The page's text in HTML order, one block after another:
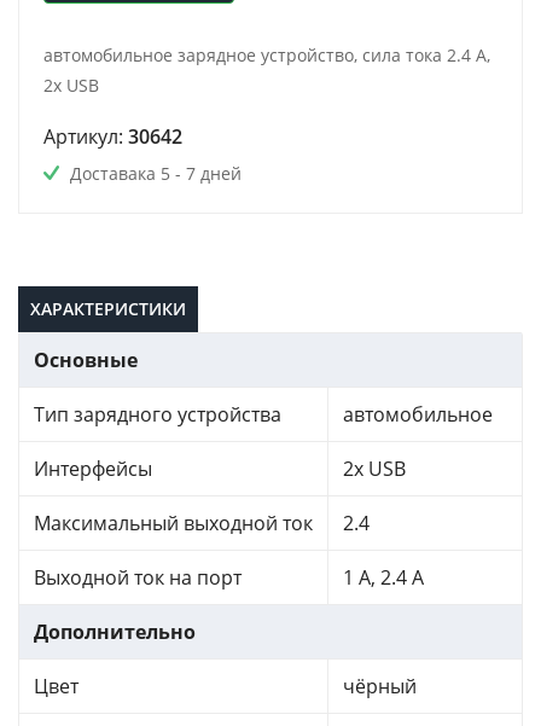
автомобильное зарядное устройство, сила тока 2.4 A,
2x USB
Артикул: 30642
Доставака 5 - 7 дней
ХАРАКТЕРИСТИКИ
Основные
Тип зарядного устройства автомобильное
Интерфейсы 2x USB
Максимальный выходной ток 2.4
Выходной ток на порт 1 A, 2.4 A
Дополнительно
Цвет чёрный